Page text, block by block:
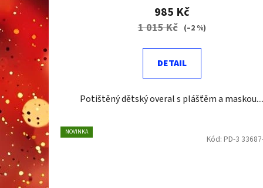
985 Kč
1 015 Kč (–2 %)
DETAIL
Potištěný dětský overal s plášťěm a maskou....
NOVINKA
Kód: PD-3